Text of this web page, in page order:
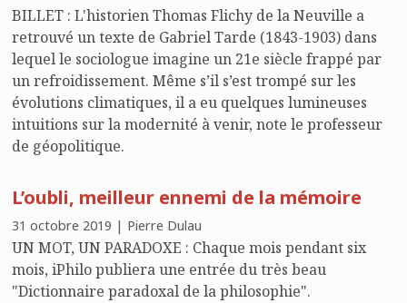
BILLET : L'historien Thomas Flichy de la Neuville a
retrouvé un texte de Gabriel Tarde (1843-1903) dans
lequel le sociologue imagine un 21e siècle frappé par
un refroidissement. Même s’il s’est trompé sur les
évolutions climatiques, il a eu quelques lumineuses
intuitions sur la modernité à venir, note le professeur
de géopolitique.
L’oubli, meilleur ennemi de la mémoire
31 octobre 2019 | Pierre Dulau
UN MOT, UN PARADOXE : Chaque mois pendant six
mois, iPhilo publiera une entrée du très beau
"Dictionnaire paradoxal de la philosophie".